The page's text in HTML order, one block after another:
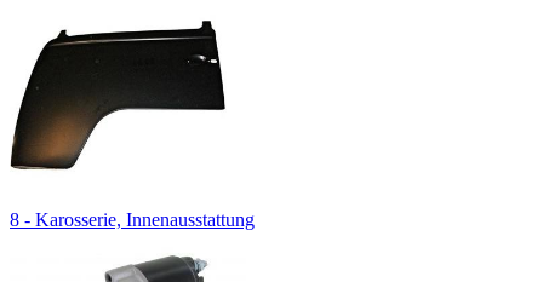
8 - Karosserie, Innenausstattung